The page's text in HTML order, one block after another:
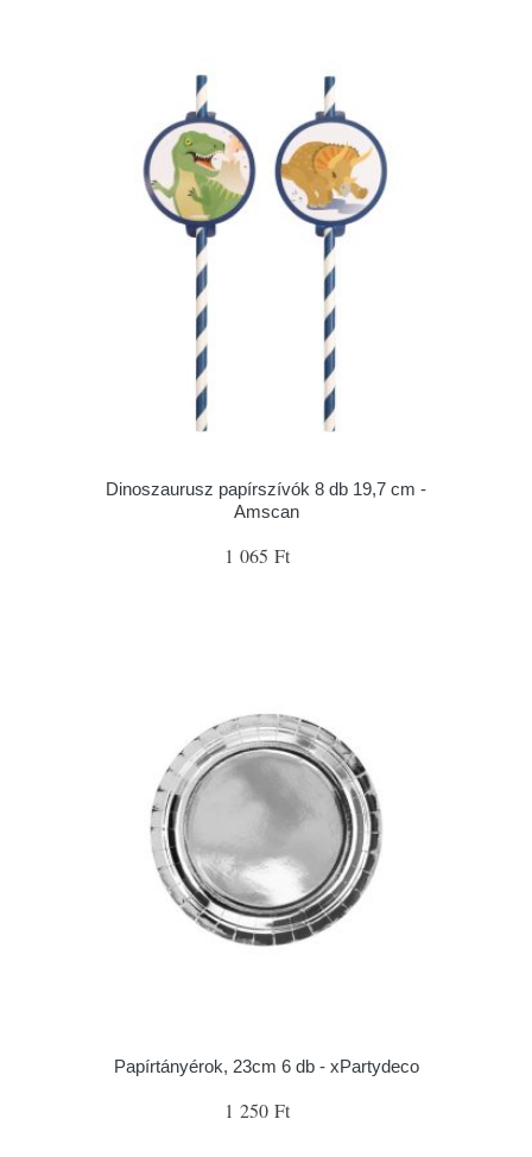
Dinoszaurusz papírszívók 8 db 19,7 cm -
Amscan
1 065 Ft
Papírtányérok, 23cm 6 db - xPartydeco
1 250 Ft